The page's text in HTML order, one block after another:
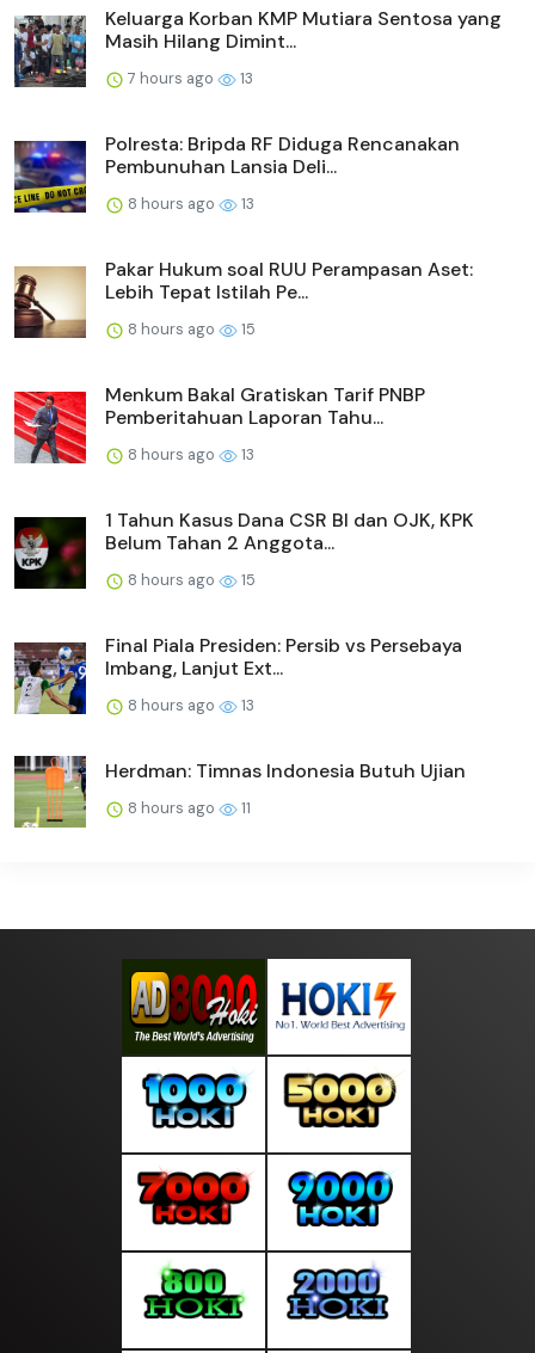
Keluarga Korban KMP Mutiara Sentosa yang
Masih Hilang Dimint...
7 hours ago 13
Polresta: Bripda RF Diduga Rencanakan
Pembunuhan Lansia Deli...
8 hours ago 13
Pakar Hukum soal RUU Perampasan Aset:
Lebih Tepat Istilah Pe...
8 hours ago 15
Menkum Bakal Gratiskan Tarif PNBP
Pemberitahuan Laporan Tahu...
8 hours ago 13
1 Tahun Kasus Dana CSR BI dan OJK, KPK
Belum Tahan 2 Anggota...
8 hours ago 15
Final Piala Presiden: Persib vs Persebaya
Imbang, Lanjut Ext...
8 hours ago 13
Herdman: Timnas Indonesia Butuh Ujian
8 hours ago 11